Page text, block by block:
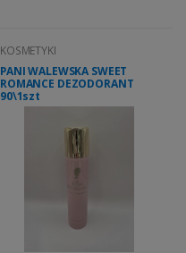
KOSMETYKI
PANI WALEWSKA SWEET
ROMANCE DEZODORANT
90\1szt